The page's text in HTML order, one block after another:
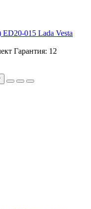
015 Lada Vesta
Гарантия: 12